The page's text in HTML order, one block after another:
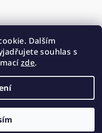
Dalším
souhlas s
zde.